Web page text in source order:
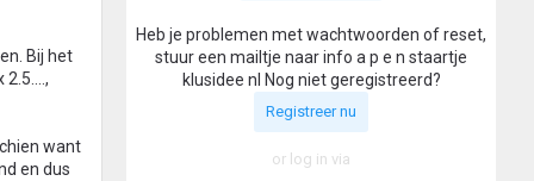
Bij het
want
en dus
Heb je problemen met wachtwoorden of reset,
stuur een mailtje naar info a p e n staartje
klusidee nl Nog niet geregistreerd?
Registreer nu
or log in via